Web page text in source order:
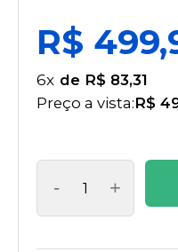
R$
6x
R$ 83,31
Preço a vista:R$
- +